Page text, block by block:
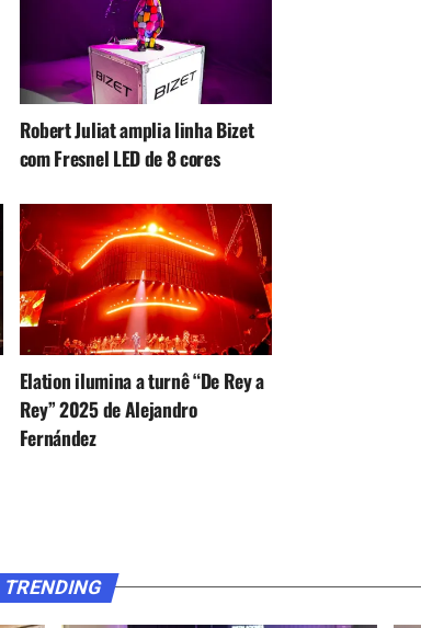
Robert Juliat amplia linha Bizet
com Fresnel LED de 8 cores
Elation ilumina a turnê “De Rey a
Rey” 2025 de Alejandro
Fernández
TRENDING